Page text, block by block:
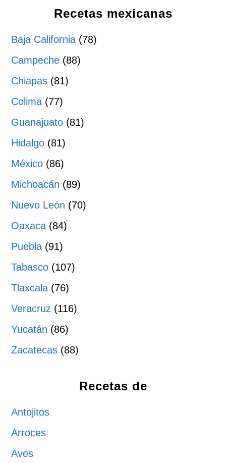
Recetas mexicanas
Baja California (78)
Campeche (88)
Chiapas (81)
Colima (77)
Guanajuato (81)
Hidalgo (81)
México (86)
Michoacán (89)
Nuevo León (70)
Oaxaca (84)
Puebla (91)
Tabasco (107)
Tlaxcala (76)
Veracruz (116)
Yucatán (86)
Zacatecas (88)
Recetas de
Antojitos
Arroces
Aves